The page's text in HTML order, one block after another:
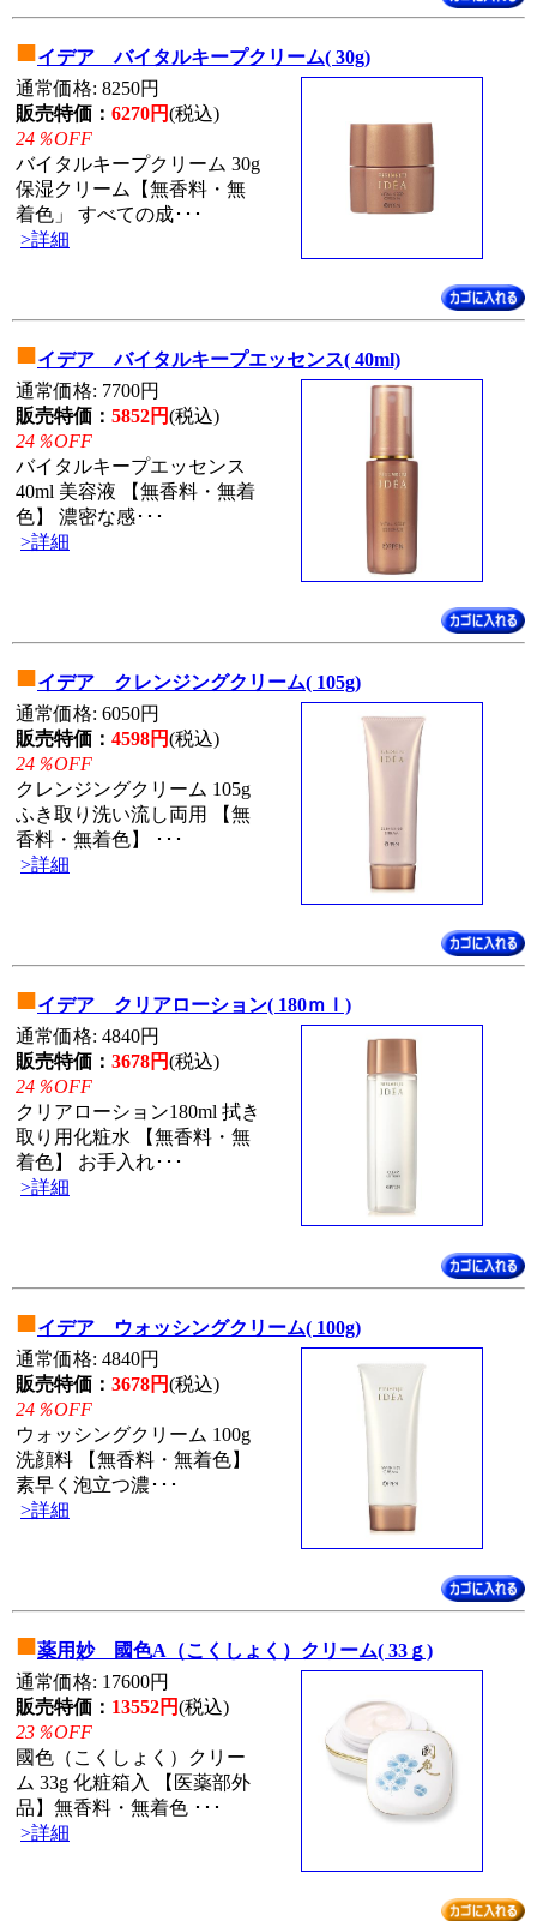
■イデア バイタルキープクリーム( 30g)
通常価格: 8250円
販売特価： 6270円(税込)
24％OFF
バイタルキープクリーム 30g
保湿クリーム【無香料・無
着色」 すべての成･･･
>詳細
■イデア バイタルキープエッセンス( 40ml)
通常価格: 7700円
販売特価： 5852円(税込)
24％OFF
バイタルキープエッセンス
40ml 美容液 【無香料・無着
色】 濃密な感･･･
>詳細
■イデア クレンジングクリーム( 105g)
通常価格: 6050円
販売特価： 4598円(税込)
24％OFF
クレンジングクリーム 105g
ふき取り洗い流し両用 【無
香料・無着色】 ･･･
>詳細
■イデア クリアローション( 180ｍｌ)
通常価格: 4840円
販売特価： 3678円(税込)
24％OFF
クリアローション180ml 拭き
取り用化粧水 【無香料・無
着色】 お手入れ･･･
>詳細
■イデア ウォッシングクリーム( 100g)
通常価格: 4840円
販売特価： 3678円(税込)
24％OFF
ウォッシングクリーム 100g
洗顔料 【無香料・無着色】
素早く泡立つ濃･･･
>詳細
■薬用妙 國色A（こくしょく）クリーム( 33ｇ)
通常価格: 17600円
販売特価： 13552円(税込)
23％OFF
國色（こくしょく）クリー
ム 33g 化粧箱入 【医薬部外
品】無香料・無着色 ･･･
>詳細